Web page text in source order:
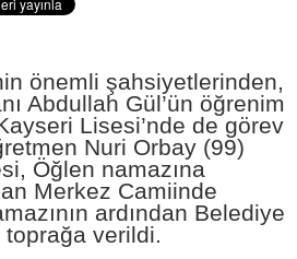
önemli şahsiyetlerinden,
Abdullah Gül’ün öğrenim
Lisesi’nde de görev
Nuri Orbay (99)
Öğlen namazına
Merkez Camiinde
ardından Belediye
toprağa verildi.